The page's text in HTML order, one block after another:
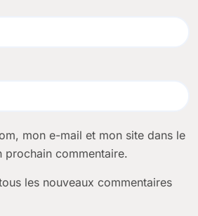
mon e-mail et mon site dans le
prochain commentaire.
les nouveaux commentaires